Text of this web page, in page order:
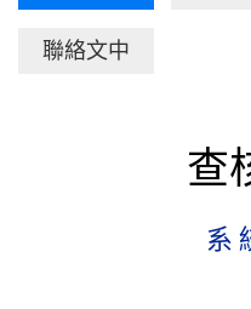
聯絡文中
查
系